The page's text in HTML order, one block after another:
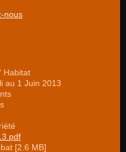
nous
Habitat
au 1 Juin 2013
[2.6 MB]